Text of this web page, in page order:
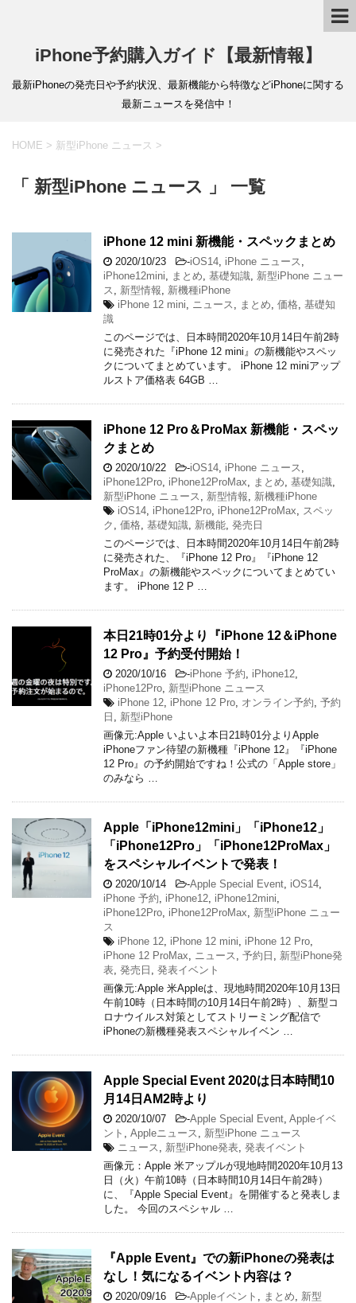
iPhone予約購入ガイド【最新情報】
最新iPhoneの発売日や予約状況、最新機能から特徴などiPhoneに関する
最新ニュースを発信中！
HOME > 新型iPhone ニュース >
「 新型iPhone ニュース 」 一覧
iPhone 12 mini 新機能・スペックまとめ
2020/10/23 -iOS14 iPhone ニュース
iPhone12mini
まとめ 基礎知識
新型iPhone ニュー
ス
新型情報
新機種iPhone
iPhone 12 mini
ニュース まとめ 価格 基礎知
識
このページでは、日本時間2020年10月14日午前2時
に発売された『iPhone 12 mini』の新機能やスペッ
クについてまとめています。 iPhone 12 miniアップ
ルストア価格表 64GB …
iPhone 12 Pro＆ProMax 新機能・スペッ
クまとめ
2020/10/22 -iOS14 iPhone ニュース
iPhone12Pro iPhone12ProMax まとめ 基礎知識
新型iPhone ニュース
新型情報
新機種iPhone
iOS14 iPhone12Pro iPhone12ProMax
スペッ
ク
価格 基礎知識 新機能 発売日
このページでは、日本時間2020年10月14日午前2時
に発売された、『iPhone 12 Pro』『iPhone 12
ProMax』の新機能やスペックについてまとめてい
ます。 iPhone 12 P …
本日21時01分より『iPhone 12＆iPhone
12 Pro』予約受付開始！
2020/10/16 -iPhone 予約 iPhone12
iPhone12Pro 新型iPhone ニュース
iPhone 12 iPhone 12 Pro オンライン予約 予約
日
新型iPhone
画像元:Apple いよいよ本日21時01分よりApple
iPhoneファン待望の新機種『iPhone 12』『iPhone
12 Pro』の予約開始ですね！公式の「Apple store」
のみなら …
Apple「iPhone12mini」「iPhone12」
「iPhone12Pro」「iPhone12ProMax」
をスペシャルイベントで発表！
2020/10/14 -Apple Special Event iOS14
iPhone 予約
iPhone12 iPhone12mini
iPhone12Pro iPhone12ProMax
新型iPhone ニュー
ス
iPhone 12 iPhone 12 mini iPhone 12 Pro
iPhone 12 ProMax
ニュース 予約日
新型iPhone発
表 発売日
発表イベント
画像元:Apple 米Appleは、現地時間2020年10月13日
午前10時（日本時間の10月14日午前2時）、新型コ
ロナウイルス対策としてストリーミング配信で
iPhoneの新機種発表スペシャルイベン …
Apple Special Event 2020は日本時間10
月14日AM2時より
2020/10/07 -Apple Special Event Appleイベ
ント
Appleニュース
新型iPhone ニュース
ニュース
新型iPhone発表 発表イベント
画像元：Apple 米アップルが現地時間2020年10月13
日（火）午前10時（日本時間10月14日午前2時）
に、『Apple Special Event』を開催すると発表しま
した。 今回のスペシャル …
『Apple Event』での新iPhoneの発表は
なし！気になるイベント内容は？
2020/09/16 -Appleイベント まとめ
新型